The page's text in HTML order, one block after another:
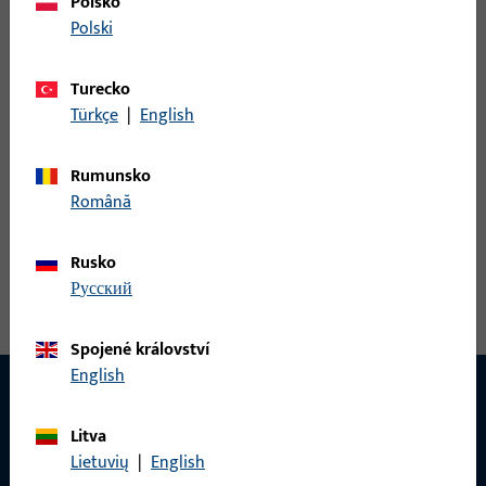
Pro tento produkt jsou k dispozici následující varianty:
NIRO-ATHMER
Č. modelu B 9019, celková šířka 15 mm, celková výška / hloubka
13 mm, celková délka 60 mm
KONTAKT
Polski
Turecko
Türkçe | English
Rumunsko
Română
Rusko
русский
Spojené království
English
Litva
Lietuvių | English